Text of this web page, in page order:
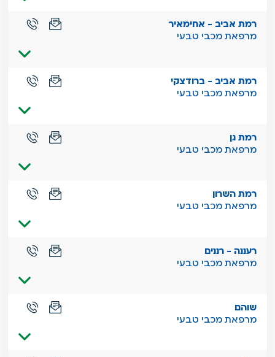
רמת אביב - אחימאיר
מרפאת מכבי טבעי
רמת אביב - ברודצקי
מרפאת מכבי טבעי
רמת גן
מרפאת מכבי טבעי
רמת השרון
מרפאת מכבי טבעי
רעננה - רננים
מרפאת מכבי טבעי
שוהם
מרפאת מכבי טבעי